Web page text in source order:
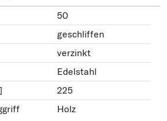
50
geschliffen
verzinkt
Edelstahl
225
Holz